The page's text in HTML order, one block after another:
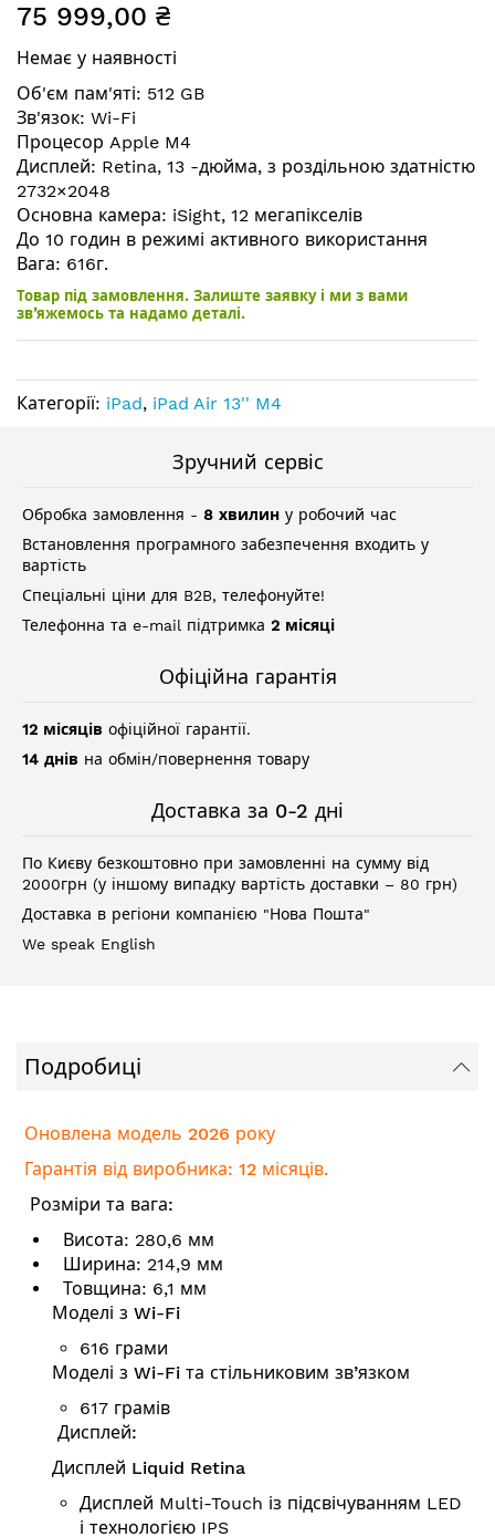
до
галереї
зображень
75 999,00 ₴
Немає у наявності
Об'єм пам'яті: 512 GB
Зв'язок: Wi-Fi
Процесор Apple M4
Дисплей: Retina, 13 -дюйма, з роздільною здатністю
2732×2048
Основна камера: iSight, 12 мегапікселів
До 10 годин в режимі активного використання
Вага: 616г.
Товар під замовлення. Залиште заявку і ми з вами
зв’яжемось та надамо деталі.
Категорії: iPad, iPad Air 13'' M4
Зручний сервіс
Обробка замовлення - 8 хвилин у робочий час
Встановлення програмного забезпечення входить у
вартість
Спеціальні ціни для B2B, телефонуйте!
Телефонна та e-mail підтримка 2 місяці
Офіційна гарантія
12 місяців офіційної гарантії.
14 днів на обмін/повернення товару
Доставка за 0-2 дні
По Києву безкоштовно при замовленні на сумму від
2000грн (у іншому випадку вартість доставки – 80 грн)
Доставка в регіони компанією "Нова Пошта"
We speak English
Подробиці
Оновлена модель 2026 року
Гарантія від виробника: 12 місяців.
Розміри та вага:
Висота: 280,6 мм
Ширина: 214,9 мм
Товщина: 6,1 мм
Моделі з Wi-Fi
616 грами
Моделі з Wi-Fi та стільниковим зв’язком
617 грамів
Дисплей:
Дисплей Liquid Retina
Дисплей Multi-Touch із підсвічуванням LED
і технологією IPS